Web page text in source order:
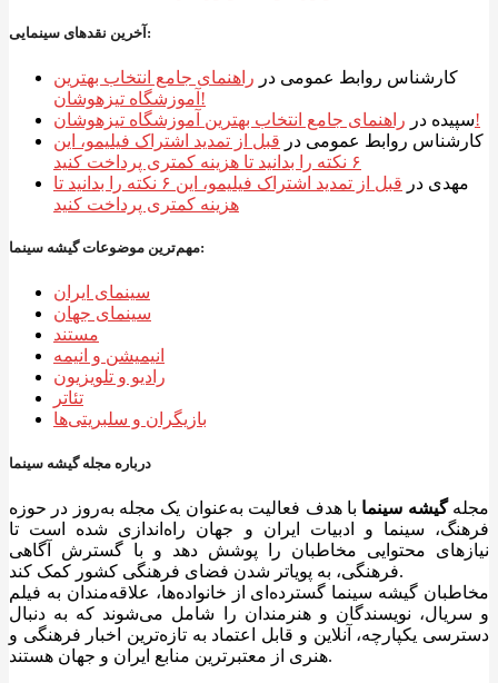
آخرین نقدهای سینمایی:
کارشناس روابط عمومی در راهنمای جامع انتخاب بهترین
آموزشگاه تیزهوشان!
سپیده در
راهنمای جامع انتخاب بهترین آموزشگاه تیزهوشان!
کارشناس روابط عمومی در قبل از تمدید اشتراک فیلیمو، این
۶ نکته را بدانید تا هزینه کمتری پرداخت کنید
مهدی در
قبل از تمدید اشتراک فیلیمو، این ۶ نکته را بدانید تا
هزینه کمتری پرداخت کنید
مهم‌ترین موضوعات گیشه سینما:
سینمای ایران
سینمای جهان
مستند
انیمیشن و انیمه
رادیو و تلویزیون
تئاتر
بازیگران و سلبریتی‌ها
درباره مجله گیشه سینما
مجلهگیشه سینما با هدف فعالیت به‌عنوان یک مجله به‌روز در حوزه
فرهنگ، سینما و ادبیات ایران و جهان راه‌اندازی شده است تا
نیازهای محتوایی مخاطبان را پوشش دهد و با گسترش آگاهی
فرهنگی، به پویاتر شدن فضای فرهنگی کشور کمک کند.
مخاطبان گیشه سینما گسترده‌ای از خانواده‌ها، علاقه‌مندان به فیلم
و سریال، نویسندگان و هنرمندان را شامل می‌شوند که به دنبال
دسترسی یکپارچه، آنلاین و قابل اعتماد به تازه‌ترین اخبار فرهنگی و
هنری از معتبرترین منابع ایران و جهان هستند.